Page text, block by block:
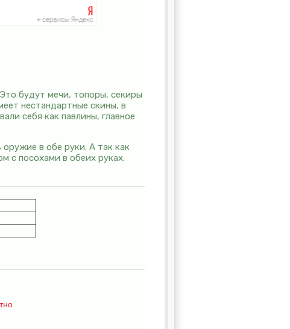
будут мечи, топоры, секиры
нестандартные скины, в
себя как павлины, главное
в обе руки. А так как
с посохами в обеих руках.